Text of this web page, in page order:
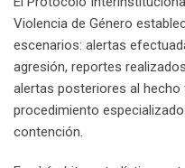
Violencia de Género
escenarios: alertas
agresión, reportes
alertas posteriores al hecho
procedimiento
contención.